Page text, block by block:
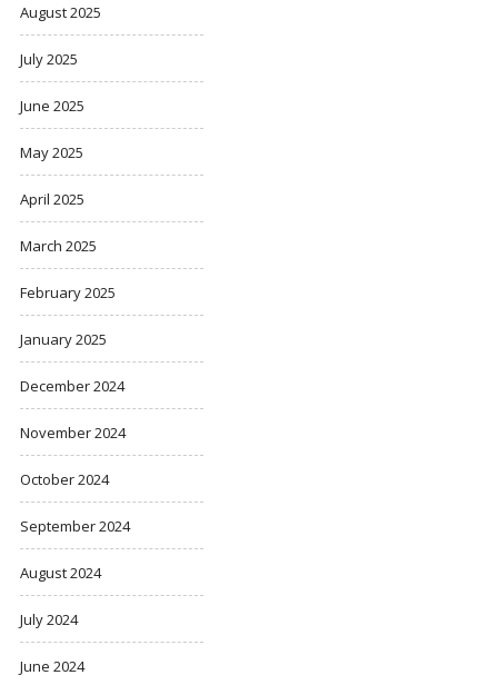
August 2025
July 2025
June 2025
May 2025
April 2025
March 2025
February 2025
January 2025
December 2024
November 2024
October 2024
September 2024
August 2024
July 2024
June 2024